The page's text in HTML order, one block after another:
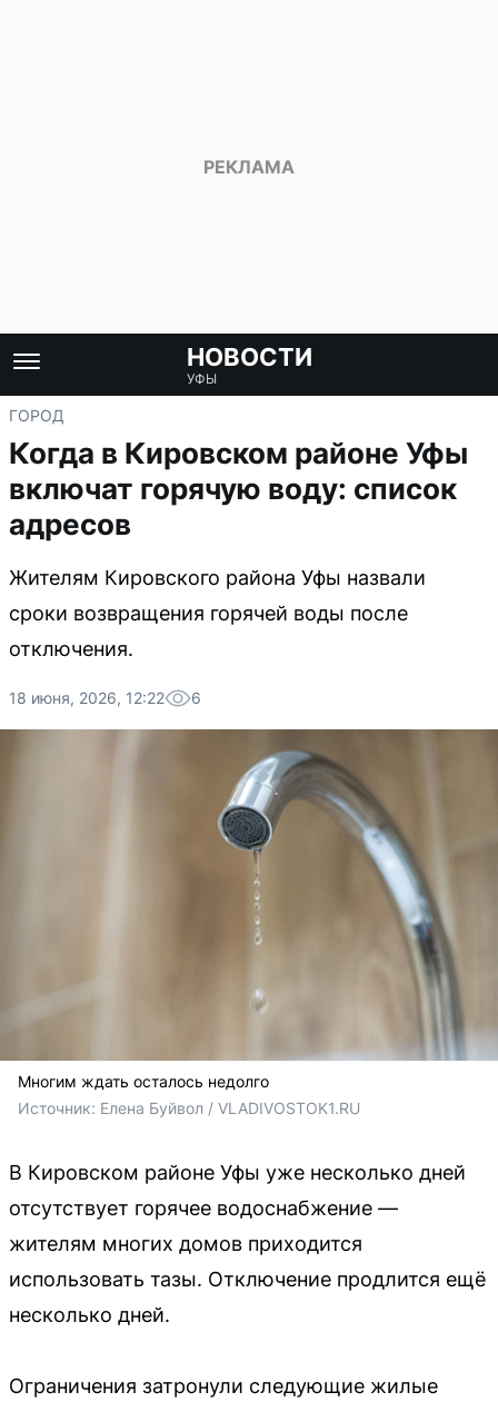
НОВОСТИ
УФЫ
ГОРОД
Когда в Кировском районе Уфы
включат горячую воду: список
адресов
Жителям Кировского района Уфы назвали
сроки возвращения горячей воды после
отключения.
18 июня, 2026, 12:22 6
Многим ждать осталось недолго
Источник: Елена Буйвол / VLADIVOSTOK1.RU
В Кировском районе Уфы уже несколько дней
отсутствует горячее водоснабжение —
жителям многих домов приходится
использовать тазы. Отключение продлится ещё
несколько дней.
Ограничения затронули следующие жилые